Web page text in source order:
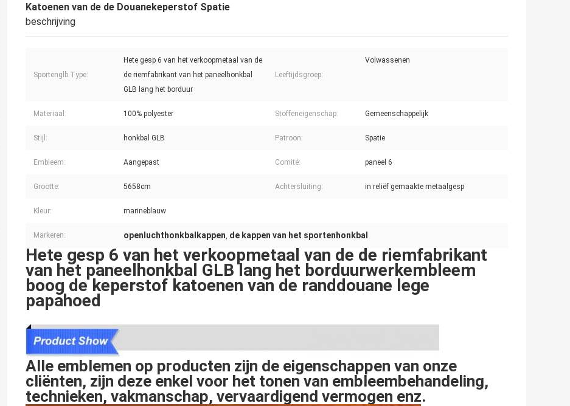
Katoenen van de de Douanekeperstof Spatie
beschrijving
Sportenglb Type:
Hete gesp 6 van het verkoopmetaal van de
de riemfabrikant van het paneelhonkbal
GLB lang het borduur
Leeftijdsgroep:
Volwassenen
Materiaal: 100% polyester Stoffeneigenschap: Gemeenschappelijk
Stijl: honkbal GLB Patroon: Spatie
Embleem: Aangepast Comité: paneel 6
Grootte: 5658cm Achtersluiting: in reliëf gemaakte metaalgesp
Kleur: marineblauw
Markeren: openluchthonkbalkappen de kappen van het sportenhonkbal
Hete gesp 6 van het verkoopmetaal van de de riemfabrikant
van het paneelhonkbal GLB lang het borduurwerkembleem
boog de keperstof katoenen van de randdouane lege
papahoed
Alle emblemen op producten zijn de eigenschappen van onze
cliënten, zijn deze enkel voor het tonen van embleembehandeling,
technieken, vakmanschap, vervaardigend vermogen enz.